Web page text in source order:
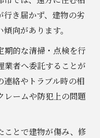
き届かず、建物の劣
向があります。
期的な清掃・点検を行
業者へ委託することが
絡やトラブル時の相
レームや防犯上の問題
ことで建物が傷み、修